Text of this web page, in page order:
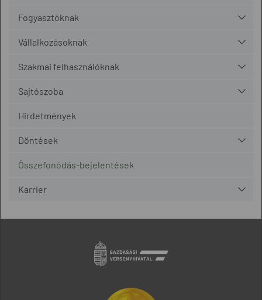
Fogyasztóknak
Vállalkozásoknak
Szakmai felhasználóknak
Sajtószoba
Hirdetmények
Döntések
Összefonódás-bejelentések
Karrier